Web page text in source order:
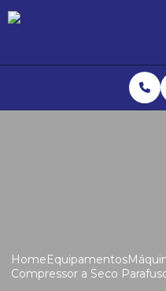
HomeEquipamentos
Compressor a Seco